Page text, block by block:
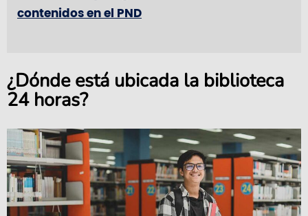
contenidos en el PND
¿Dónde está ubicada la biblioteca
24 horas?